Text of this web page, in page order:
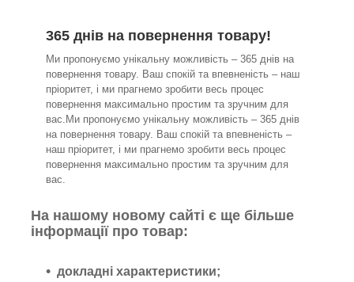
365 днів на повернення товару!
Ми пропонуємо унікальну можливість – 365 днів на
повернення товару. Ваш спокій та впевненість – наш
пріоритет, і ми прагнемо зробити весь процес
повернення максимально простим та зручним для
вас.Ми пропонуємо унікальну можливість – 365 днів
на повернення товару. Ваш спокій та впевненість –
наш пріоритет, і ми прагнемо зробити весь процес
повернення максимально простим та зручним для
вас.
На нашому новому сайті є ще більше
інформації про товар:
докладні характеристики;